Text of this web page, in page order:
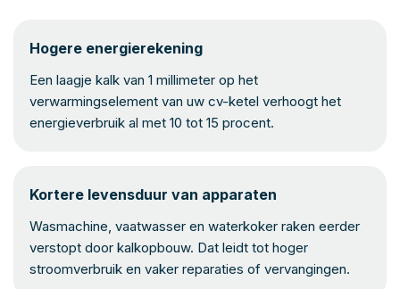
Hogere energierekening
Een laagje kalk van 1 millimeter op het
verwarmingselement van uw cv-ketel verhoogt het
energieverbruik al met 10 tot 15 procent.
Kortere levensduur van apparaten
Wasmachine, vaatwasser en waterkoker raken eerder
verstopt door kalkopbouw. Dat leidt tot hoger
stroomverbruik en vaker reparaties of vervangingen.